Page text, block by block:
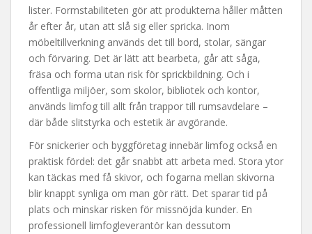
lister. Formstabiliteten gör att produkterna håller måtten
år efter år, utan att slå sig eller spricka. Inom
möbeltillverkning används det till bord, stolar, sängar
och förvaring. Det är lätt att bearbeta, går att såga,
fräsa och forma utan risk för sprickbildning. Och i
offentliga miljöer, som skolor, bibliotek och kontor,
används limfog till allt från trappor till rumsavdelare –
där både slitstyrka och estetik är avgörande.
För snickerier och byggföretag innebär limfog också en
praktisk fördel: det går snabbt att arbeta med. Stora ytor
kan täckas med få skivor, och fogarna mellan skivorna
blir knappt synliga om man gör rätt. Det sparar tid på
plats och minskar risken för missnöjda kunder. En
professionell limfogleverantör kan dessutom